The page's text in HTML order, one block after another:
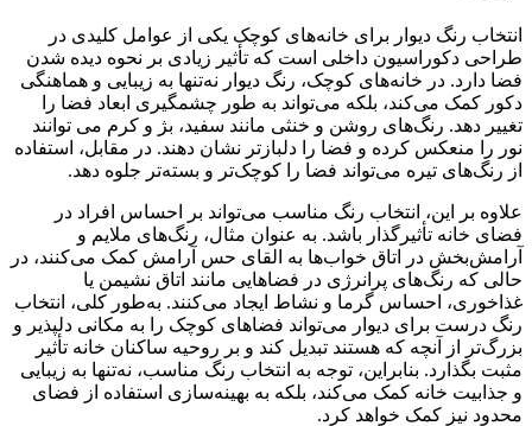
انتخاب رنگ دیوار برای خانه‌های کوچک یکی از عوامل کلیدی در
طراحی دکوراسیون داخلی است که تأثیر زیادی بر نحوه دیده شدن
فضا دارد. در خانه‌های کوچک، رنگ دیوار نه‌تنها به زیبایی و هماهنگی
دکور کمک می‌کند، بلکه می‌تواند به طور چشمگیری ابعاد فضا را
تغییر دهد. رنگ‌های روشن و خنثی مانند سفید، بژ و کرم می توانند
نور را منعکس کرده و فضا را دلبازتر نشان دهند. در مقابل، استفاده
از رنگ‌های تیره می‌تواند فضا را کوچک‌تر و بسته‌تر جلوه دهد.
علاوه بر این، انتخاب رنگ مناسب می‌تواند بر احساس افراد در
فضای خانه تأثیرگذار باشد. به عنوان مثال، رنگ‌های ملایم و
آرامش‌بخش در اتاق خواب‌ها به القای حس آرامش کمک می‌کنند، در
حالی که رنگ‌های پرانرژی در فضاهایی مانند اتاق نشیمن یا
غذاخوری، احساس گرما و نشاط ایجاد می‌کنند. به‌طور کلی، انتخاب
رنگ درست برای دیوار می‌تواند فضاهای کوچک را به مکانی دلپذیر و
بزرگ‌تر از آنچه که هستند تبدیل کند و بر روحیه ساکنان خانه تأثیر
مثبت بگذارد. بنابراین، توجه به انتخاب رنگ مناسب، نه‌تنها به زیبایی
و جذابیت خانه کمک می‌کند، بلکه به بهینه‌سازی استفاده از فضای
محدود نیز کمک خواهد کرد.